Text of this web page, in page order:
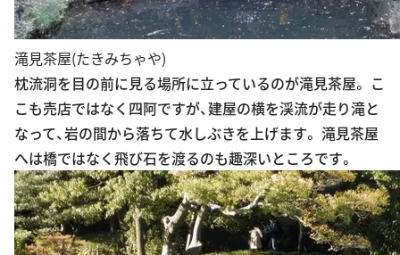
滝見茶屋(たきみちゃや)
枕流洞を目の前に見る場所に立っているのが滝見茶屋。 こ
こも売店ではなく四阿ですが、建屋の横を渓流が走り滝と
なって、岩の間から落ちて水しぶきを上げます。 滝見茶屋
へは橋ではなく飛び石を渡るのも趣深いところです。